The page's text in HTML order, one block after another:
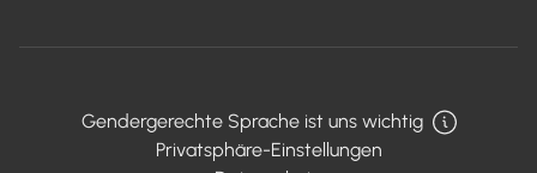
Privatsphäre-Einstellungen
Gendergerechte Sprache ist uns wichtig